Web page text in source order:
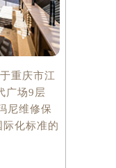
重庆市江
广场9层
尼维修保
化标准的